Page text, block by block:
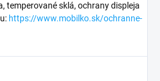
temperované sklá, ochrany displeja
https://www.mobilko.sk/ochranne-